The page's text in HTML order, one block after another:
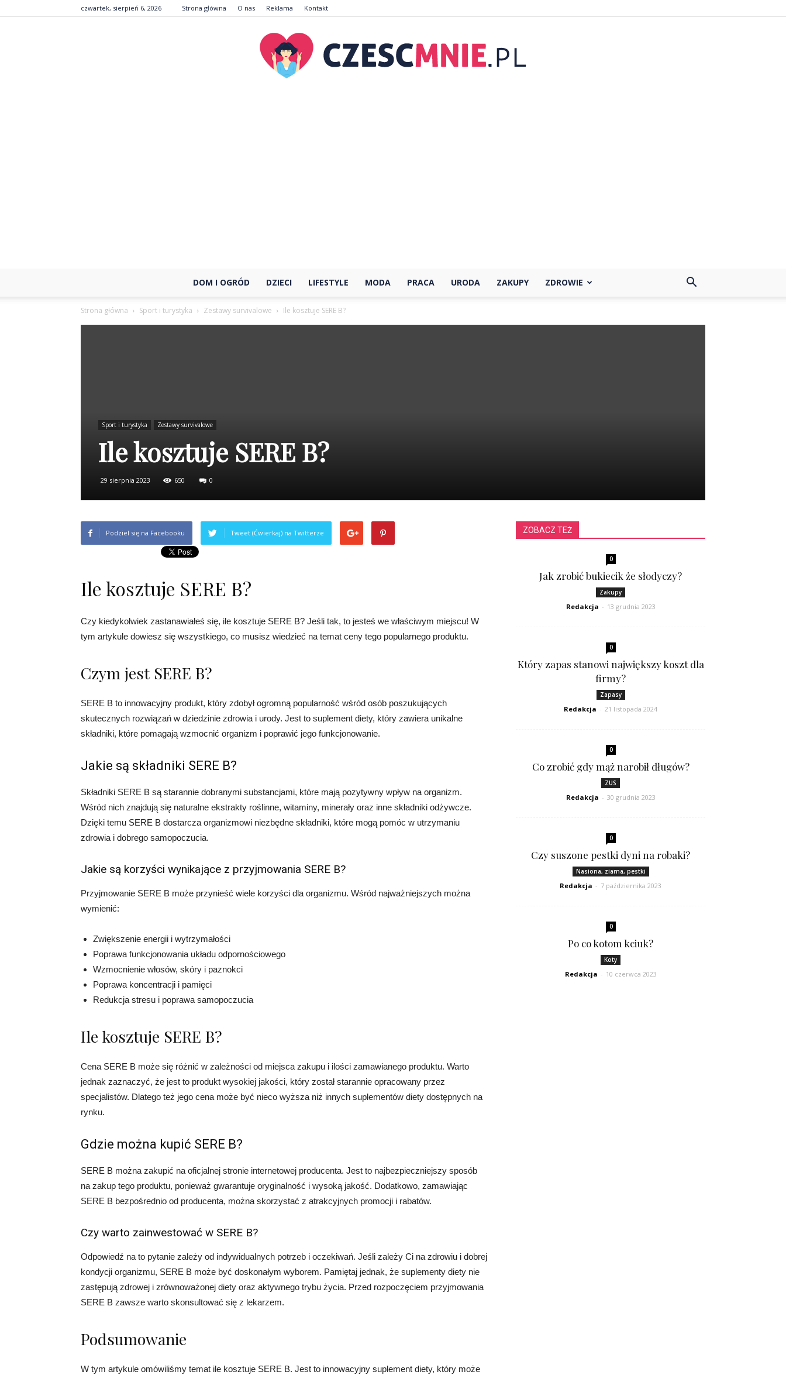
czwartek, sierpień 6, 2026 Strona główna O nas Reklama Kontakt
DOM I OGRÓD DZIECI LIFESTYLE MODA PRACA URODA ZAKUPY ZDROWIE
Strona główna Sport i turystyka Zestawy survivalowe Ile kosztuje SERE B?
Sport i turystyka Zestawy survivalowe
Ile kosztuje SERE B?
29 sierpnia 2023 650 0
Podziel się na Facebooku Tweet (Ćwierkaj) na Twitterze
Ile kosztuje SERE B?
Czy kiedykolwiek zastanawiałeś się, ile kosztuje SERE B? Jeśli tak, to jesteś we właściwym miejscu! W
tym artykule dowiesz się wszystkiego, co musisz wiedzieć na temat ceny tego popularnego produktu.
Czym jest SERE B?
SERE B to innowacyjny produkt, który zdobył ogromną popularność wśród osób poszukujących
skutecznych rozwiązań w dziedzinie zdrowia i urody. Jest to suplement diety, który zawiera unikalne
składniki, które pomagają wzmocnić organizm i poprawić jego funkcjonowanie.
Jakie są składniki SERE B?
Składniki SERE B są starannie dobranymi substancjami, które mają pozytywny wpływ na organizm.
Wśród nich znajdują się naturalne ekstrakty roślinne, witaminy, minerały oraz inne składniki odżywcze.
Dzięki temu SERE B dostarcza organizmowi niezbędne składniki, które mogą pomóc w utrzymaniu
zdrowia i dobrego samopoczucia.
Jakie są korzyści wynikające z przyjmowania SERE B?
Przyjmowanie SERE B może przynieść wiele korzyści dla organizmu. Wśród najważniejszych można
wymienić:
Zwiększenie energii i wytrzymałości
Poprawa funkcjonowania układu odpornościowego
Wzmocnienie włosów, skóry i paznokci
Poprawa koncentracji i pamięci
Redukcja stresu i poprawa samopoczucia
Ile kosztuje SERE B?
Cena SERE B może się różnić w zależności od miejsca zakupu i ilości zamawianego produktu. Warto
jednak zaznaczyć, że jest to produkt wysokiej jakości, który został starannie opracowany przez
specjalistów. Dlatego też jego cena może być nieco wyższa niż innych suplementów diety dostępnych na
rynku.
Gdzie można kupić SERE B?
SERE B można zakupić na oficjalnej stronie internetowej producenta. Jest to najbezpieczniejszy sposób
na zakup tego produktu, ponieważ gwarantuje oryginalność i wysoką jakość. Dodatkowo, zamawiając
SERE B bezpośrednio od producenta, można skorzystać z atrakcyjnych promocji i rabatów.
Czy warto zainwestować w SERE B?
Odpowiedź na to pytanie zależy od indywidualnych potrzeb i oczekiwań. Jeśli zależy Ci na zdrowiu i dobrej
kondycji organizmu, SERE B może być doskonałym wyborem. Pamiętaj jednak, że suplementy diety nie
zastępują zdrowej i zrównoważonej diety oraz aktywnego trybu życia. Przed rozpoczęciem przyjmowania
SERE B zawsze warto skonsultować się z lekarzem.
Podsumowanie
W tym artykule omówiliśmy temat ile kosztuje SERE B. Jest to innowacyjny suplement diety, który może
ZOBACZ TEŻ
0
Jak zrobić bukiecik że słodyczy?
Zakupy
Redakcja - 13 grudnia 2023
0
Który zapas stanowi największy koszt dla
firmy?
Zapasy
Redakcja - 21 listopada 2024
0
Co zrobić gdy mąż narobił długów?
ZUS
Redakcja - 30 grudnia 2023
0
Czy suszone pestki dyni na robaki?
Nasiona, ziarna, pestki
Redakcja - 7 października 2023
0
Po co kotom kciuk?
Koty
Redakcja - 10 czerwca 2023